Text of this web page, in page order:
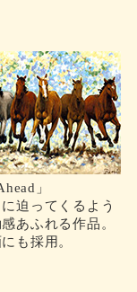
」
迫ってくるよう
あふれる作品。
も採用。